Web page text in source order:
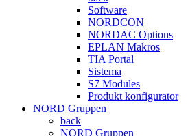
Software
NORDCON
NORDAC Options
EPLAN Makros
TIA Portal
Sistema
S7 Modules
Produkt konfigurator
NORD Gruppen
back
NORD Gruppen